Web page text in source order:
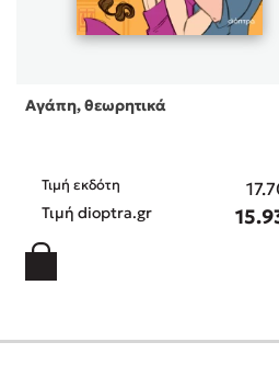
Αγάπη, θεωρητικά
Τιμή εκδότη
Τιμή dioptra.gr